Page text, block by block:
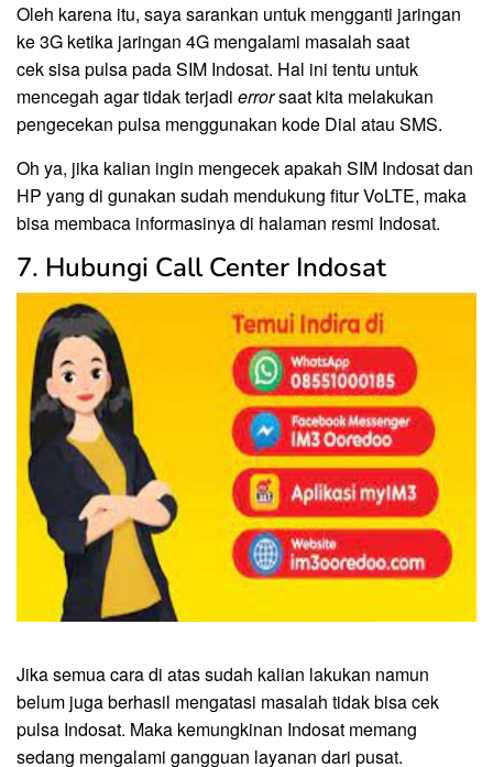
Oleh karena itu, saya sarankan untuk mengganti jaringan
ke 3G ketika jaringan 4G mengalami masalah saat
cek sisa pulsa pada SIM Indosat. Hal ini tentu untuk
mencegah agar tidak terjadi errorsaat kita melakukan
pengecekan pulsa menggunakan kode Dial atau SMS.
Oh ya, jika kalian ingin mengecek apakah SIM Indosat dan
HP yang di gunakan sudah mendukung fitur VoLTE, maka
bisa membaca informasinya di halaman resmi Indosat.
7. Hubungi Call Center Indosat
Jika semua cara di atas sudah kalian lakukan namun
belum juga berhasil mengatasi masalah tidak bisa cek
pulsa Indosat. Maka kemungkinan Indosat memang
sedang mengalami gangguan layanan dari pusat.